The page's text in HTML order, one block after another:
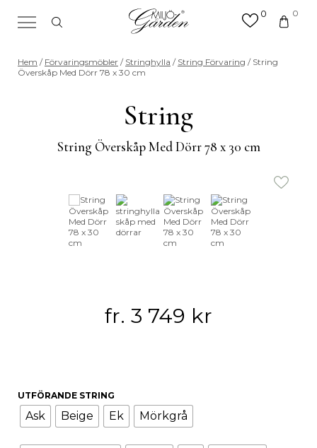
0 0
Sök efter valfri produkt eller
kategori
Hem / Förvaringsmöbler / Stringhylla / String Förvaring / String
Överskåp Med Dörr 78 x 30 cm
String
String Överskåp Med Dörr 78 x 30 cm
fr. 3 749 kr
UTFÖRANDE STRING
Ask Beige Ek Mörkgrå